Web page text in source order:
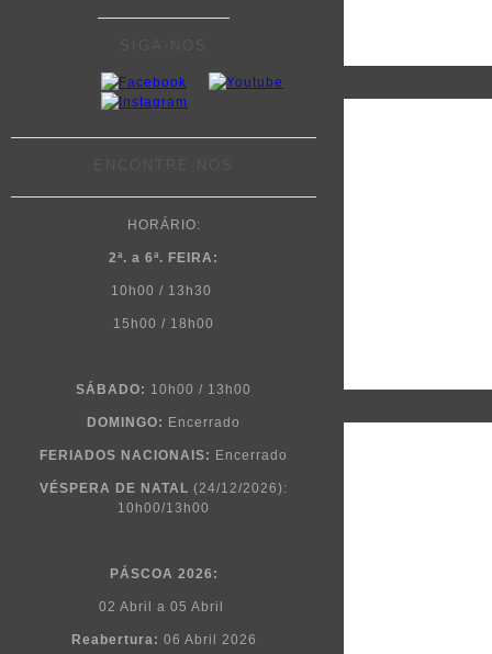
HORÁRIO:
2ª. a 6ª. FEIRA:
10h00 / 13h30
15h00 / 18h00
SÁBADO: 10h00 / 13h00
DOMINGO: Encerrado
FERIADOS NACIONAIS: Encerrado
VÉSPERA DE NATAL (24/12/2026):
10h00/13h00
PÁSCOA 2026:
02 Abril a 05 Abril
Reabertura: 06 Abril 2026